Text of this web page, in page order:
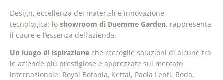
Design, eccellenza dei materiali e innovazione
tecnologica: lo showroom di Duemme Garden, rappresenta
il cuore e l’essenza dell’azienda.
Un luogo di ispirazione che raccoglie soluzioni di alcune tra
le aziende più prestigiose e apprezzate sul mercato
internazionale: Royal Botania, Kettal, Paola Lenti, Roda,